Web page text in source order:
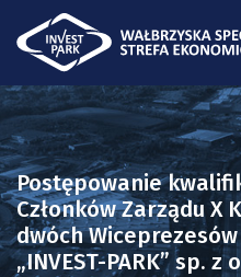
Postępowanie
Członków Zarządu X
dwóch Wiceprezesów
„INVEST-PARK” sp. z